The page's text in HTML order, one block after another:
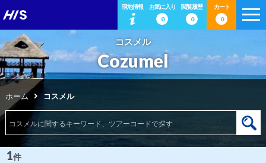
現地情報
お気に入り
0
閲覧履歴
0
カート
0
コスメル
Cozumel
ホーム コスメル
1件